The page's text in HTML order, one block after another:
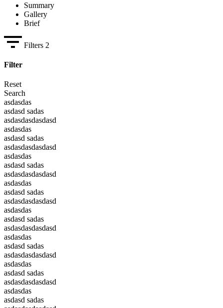
Summary
Gallery
Brief
Filters 2
Filter
Reset
Search
asdasdas
asdasd sadas
asdasdasdasdasd
asdasdas
asdasd sadas
asdasdasdasdasd
asdasdas
asdasd sadas
asdasdasdasdasd
asdasdas
asdasd sadas
asdasdasdasdasd
asdasdas
asdasd sadas
asdasdasdasdasd
asdasdas
asdasd sadas
asdasdasdasdasd
asdasdas
asdasd sadas
asdasdasdasdasd
asdasdas
asdasd sadas